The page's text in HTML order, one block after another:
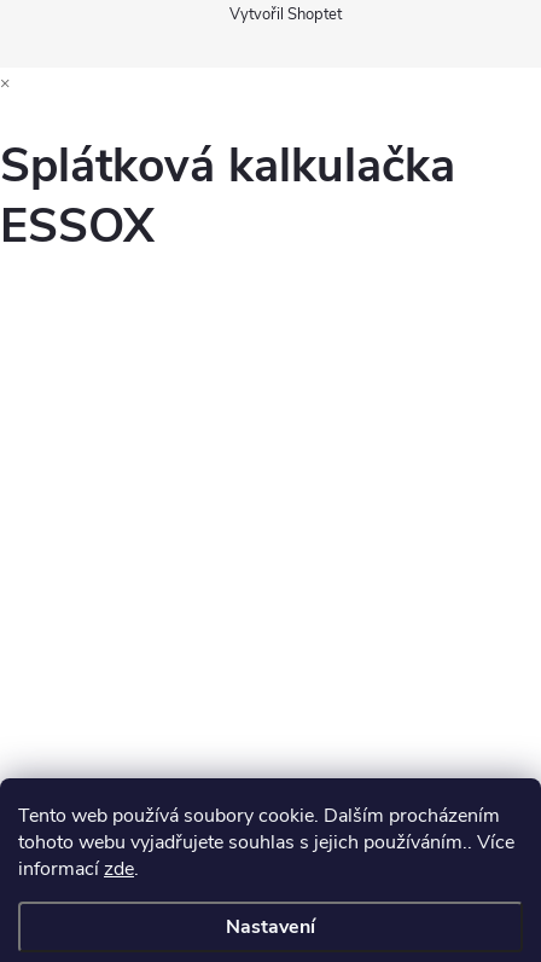
Tento web používá soubory cookie. Dalším procházením
tohoto webu vyjadřujete souhlas s jejich používáním.. Více
informacízde.
Nastavení
Vytvořil Shoptet
×
Splátková kalkulačka
ESSOX